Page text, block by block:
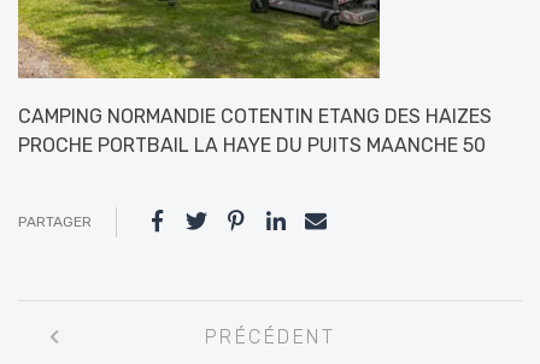
CAMPING NORMANDIE COTENTIN ETANG DES HAIZES
PROCHE PORTBAIL LA HAYE DU PUITS MAANCHE 50
PARTAGER
entre
PRÉCÉDENT